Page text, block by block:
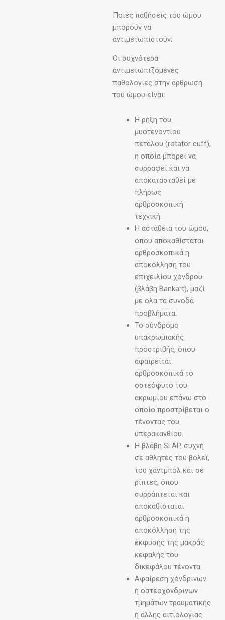
Ποιες παθήσεις του ώμου
μπορούν να
αντιμετωπιστούν;
Οι συχνότερα
αντιμετωπιζόμενες
παθολογίες στην άρθρωση
του ώμου είναι:
Η ρήξη του
μυοτενοντίου
πετάλου (rotator cuff),
η οποία μπορεί να
συρραφεί και να
αποκατασταθεί με
πλήρως
αρθροσκοπική
τεχνική.
Η αστάθεια του ώμου,
όπου αποκαθίσταται
αρθροσκοπικά η
αποκόλληση του
επιχειλίου χόνδρου
(βλάβη Bankart), μαζί
με όλα τα συνοδά
προβλήματα.
Το σύνδρομο
υπακρωμιακής
προστριβής, όπου
αφαιρείται
αρθροσκοπικά το
οστεόφυτο του
ακρωμίου επάνω στο
οποίο προστρίβεται ο
τένοντας του
υπερακανθίου.
Η βλάβη SLAP, συχνή
σε αθλητές του βόλεϊ,
του χάντμπολ και σε
ρίπτες, όπου
συρράπτεται και
αποκαθίσταται
αρθροσκοπικά η
αποκόλληση της
έκφυσης της μακράς
κεφαλής του
δικεφάλου τένοντα.
Αφαίρεση χόνδρινων
ή οστεοχόνδρινων
τμημάτων τραυματικής
ή άλλης αιτιολογίας